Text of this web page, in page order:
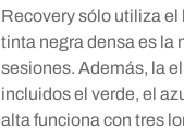
Recovery sólo utiliza
tinta negra densa es la
sesiones. Además, la
incluidos el verde, el
alta funciona con tres